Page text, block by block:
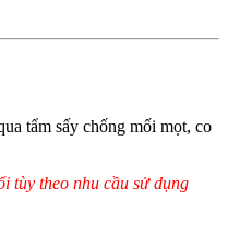
tẩm sấy chống mối mọt, co
tùy theo nhu cầu sử dụng